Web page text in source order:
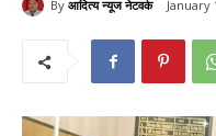
By आदित्य न्यूज नेटवर्क January